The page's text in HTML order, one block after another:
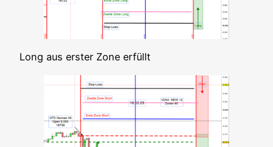
Long aus ers­ter Zone erfüllt